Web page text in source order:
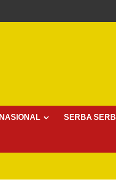
NASIONAL SERBA SERBI